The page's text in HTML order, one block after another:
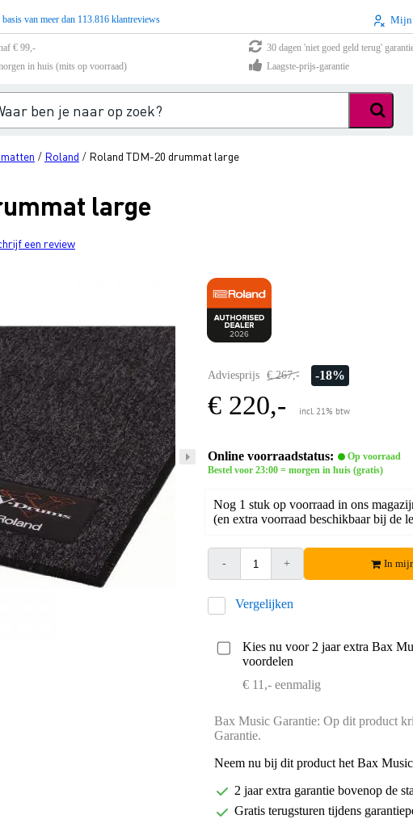
basis van meer dan 113.816 klantreviews Mijn
€ 99,-
30 dagen 'niet goed geld terug'
in huis (mits op voorraad)
Laagste-prijs-garantie
/ Roland / Roland TDM-20 drummat large
large
een review
Adviesprijs € 267,- -18%
€ 220,- incl. 21% btw
Online voorraadstatus:
Op voorraad
Bestel voor 23:00 = morgen in huis (gratis)
Nog 1 stuk op voorraad in ons
(en extra voorraad beschikbaar bij de
- + In
Vergelijken
Kies nu voor 2 jaar extra Bax
voordelen
€ 11,- eenmalig
Bax Music Garantie: Op dit product
Garantie.
Neem nu bij dit product het Bax
2 jaar extra garantie bovenop de
Gratis terugsturen tijdens